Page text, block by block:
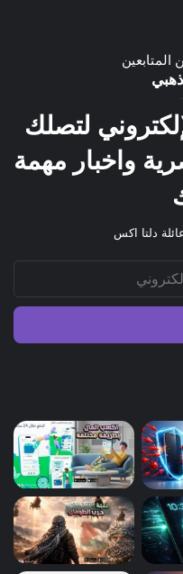
المتابعين
لتصلك
واخبار مهمة
دلتا اكس